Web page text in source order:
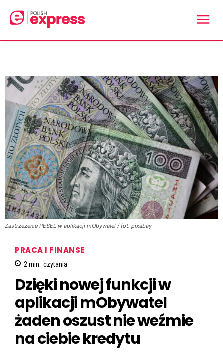
Zastrzeżenie PESEL w aplikacji mObywatel / fot. pixabay
PRACA I FINANSE
2 min. czytania
Dzięki nowej funkcji w
aplikacji mObywatel
żaden oszust nie weźmie
na ciebie kredytu